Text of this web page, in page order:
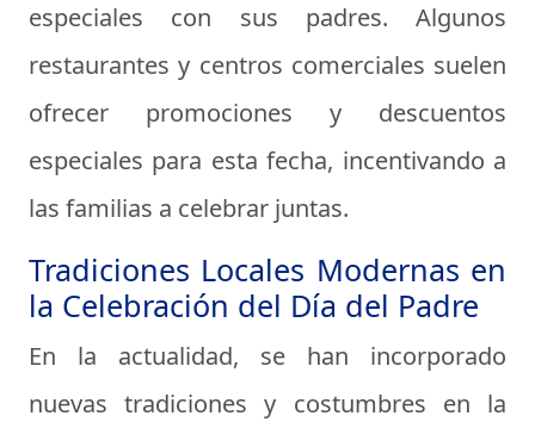
especiales con sus padres. Algunos
restaurantes y centros comerciales suelen
ofrecer promociones y descuentos
especiales para esta fecha, incentivando a
las familias a celebrar juntas.
Tradiciones Locales Modernas en
la Celebración del Día del Padre
En la actualidad, se han incorporado
nuevas tradiciones y costumbres en la